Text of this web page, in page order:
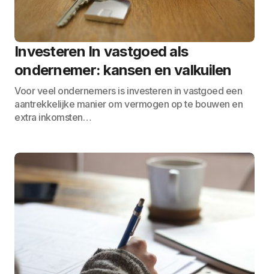
Investeren In vastgoed als
ondernemer: kansen en valkuilen
Voor veel ondernemers is investeren in vastgoed een
aantrekkelijke manier om vermogen op te bouwen en
extra inkomsten…